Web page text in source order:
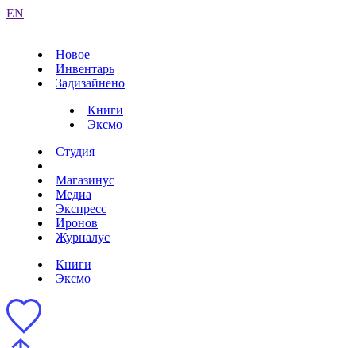
EN
Новое
Инвентарь
Задизайнено
Книги
Эксмо
Студия
Магазинус
Медиа
Экспресс
Иронов
Журналус
Книги
Эксмо